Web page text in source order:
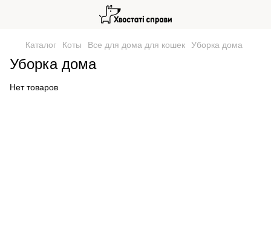
Каталог Коты Все для дома для кошек Уборка дома
Уборка дома
Нет товаров